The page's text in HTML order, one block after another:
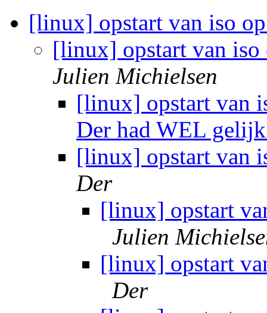
[linux] opstart van iso
[linux] opstart van
Julien Michielsen
[linux] opstart van
Der had WEL
[linux] opstart van
Der
[linux] opstart
Julien
[linux] opstart
Der